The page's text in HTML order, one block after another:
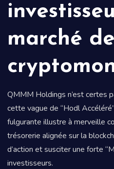
marché
QMMM Holdings n’est certes
cette vague de “Hodl
fulgurante illustre à merveille
trésorerie alignée sur la
d’action et susciter une forte
investisseurs.